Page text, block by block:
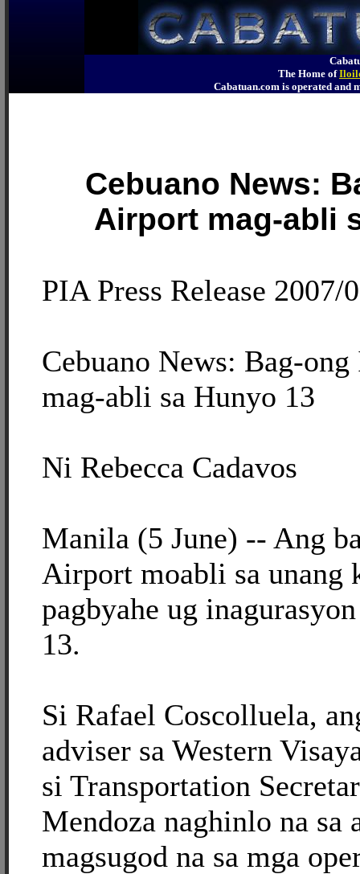
The Home of
Cabatuan.com is operated
Cebuano News:
Airport mag-abli
PIA Press Release 2007/
Cebuano News: Bag-
mag-abli sa Hunyo 13
Ni Rebecca Cadavos
Manila (5 June) -- Ang
Airport moabli sa unang
pagbyahe ug
13.
Si Rafael Coscolluela,
adviser sa Western
si Transportation
Mendoza naghinlo na sa
magsugod na sa mga